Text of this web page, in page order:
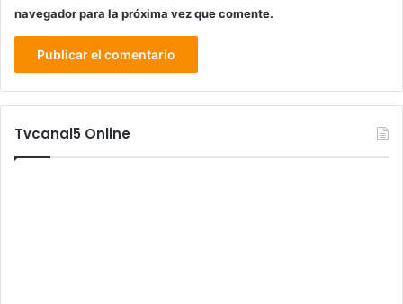
navegador para la próxima vez que comente.
Tvcanal5 Online